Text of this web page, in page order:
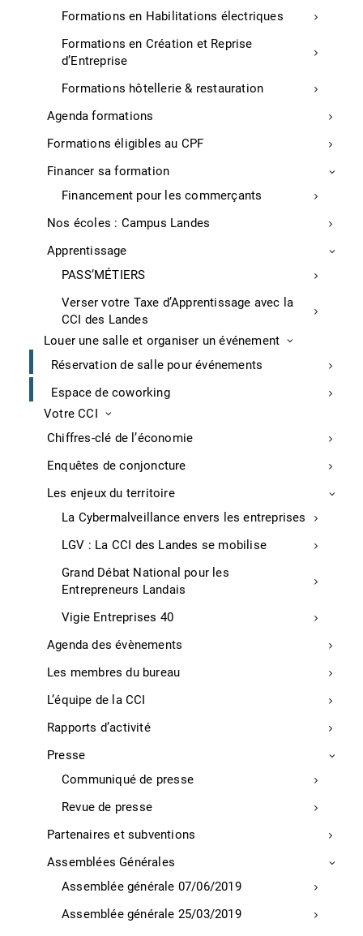
Formations en Habilitations électriques
Formations en Création et Reprise
d’Entreprise
Formations hôtellerie & restauration
Agenda formations
Formations éligibles au CPF
Financer sa formation
Financement pour les commerçants
Nos écoles : Campus Landes
Apprentissage
PASS’MÉTIERS
Verser votre Taxe d’Apprentissage avec la
CCI des Landes
Louer une salle et organiser un événement
Réservation de salle pour événements
Espace de coworking
Votre CCI
Chiffres-clé de l’économie
Enquêtes de conjoncture
Les enjeux du territoire
La Cybermalveillance envers les entreprises
LGV : La CCI des Landes se mobilise
Grand Débat National pour les
Entrepreneurs Landais
Vigie Entreprises 40
Agenda des évènements
Les membres du bureau
L’équipe de la CCI
Rapports d’activité
Presse
Communiqué de presse
Revue de presse
Partenaires et subventions
Assemblées Générales
Assemblée générale 07/06/2019
Assemblée générale 25/03/2019
OBJECTIFS :
Maîtriser les techniques de vente avancée pour
répondre aux attentes spécifiques des clients
APTITUDES :
Construire des propositions de valeur
adaptées
COMPETENCES DEVELOPPEES :
Maîtrise des techniques de vente
consultative
Capacité à conclure des ventes complexe
Informations pratiques
PRE-REQUIS :
Aucun
Délai d’accès :
Ateliers pratiques
études de cas
simulations
TARIFS (intra entreprise) :
A partir de 2450€
MODALITES D’EVALUATION :
Simulation d’un scénario de vente
consultative
QCM final
ACCESSIBILITE :
locaux accessibles aux personnes à mobilité
réduite. Nous vous invitons à nous faire part de
formation si vous êtes en situation de handicap.
Nous nous efforcerons d’y répondre au mieux.